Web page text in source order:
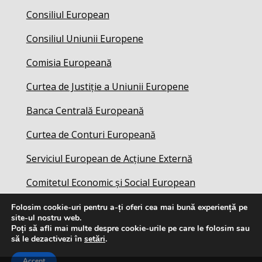
Consiliul European
Consiliul Uniunii Europene
Comisia Europeană
Curtea de Justiție a Uniunii Europene
Banca Centrală Europeană
Curtea de Conturi Europeană
Serviciul European de Acțiune Externă
Comitetul Economic și Social European
Folosim cookie-uri pentru a-ți oferi cea mai bună experiență pe
site-ul nostru web.
Poți să afli mai multe despre cookie-urile pe care le folosim sau
să le dezactivezi în setări.